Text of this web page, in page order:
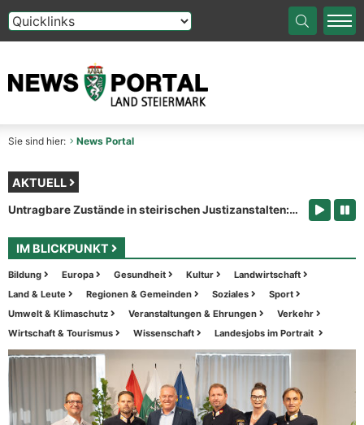
Die Auswahl einer Option im Select-Element führt auf
Sie sind hier: News Portal
AKTUELL
Wissenschaftliche Begleitung für neues steirisches Integrationsleitbild vergeben!
IM BLICKPUNKT
Bildung Europa Gesundheit Kultur
Landwirtschaft
Land & Leute
Regionen & Gemeinden Soziales
Sport
Umwelt & Klimaschutz
Veranstaltungen & Ehrungen
Verkehr
Wirtschaft & Tourismus
Wissenschaft Landesjobs im Portrait